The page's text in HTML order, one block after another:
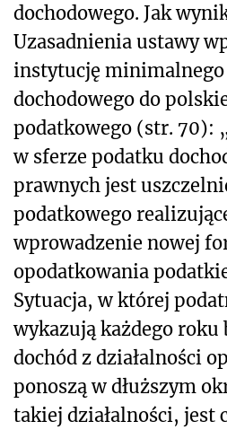
dochodowego. Jak
Uzasadnienia ustawy
instytucję
dochodowego do
podatkowego (str. 70):
w sferze podatku
prawnych jest
podatkowego
wprowadzenie nowej
opodatkowania
Sytuacja, w której
wykazują każdego roku
dochód z działalności
ponoszą w dłuższym
takiej działalności, jest